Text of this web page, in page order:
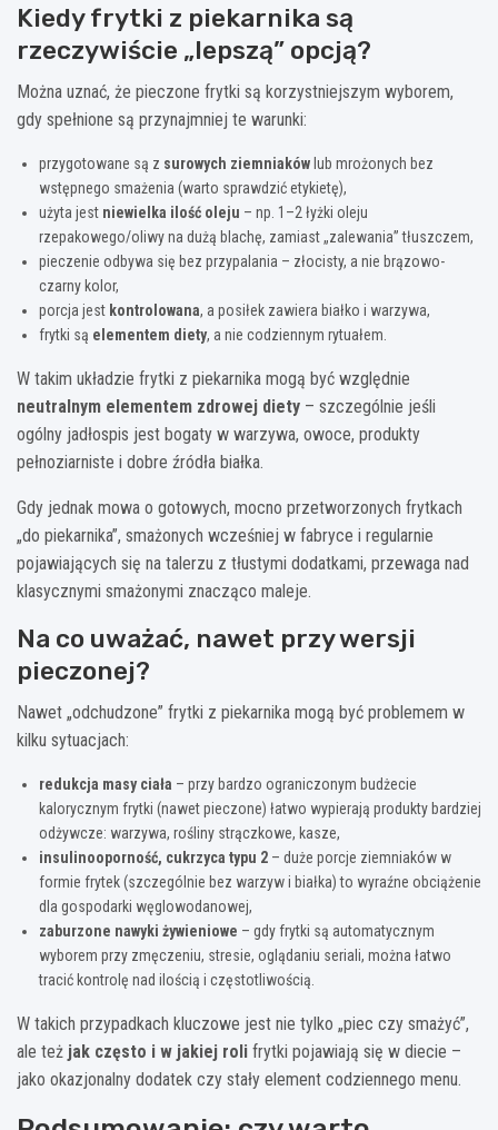
Kiedy frytki z piekarnika są
rzeczywiście „lepszą” opcją?
Można uznać, że pieczone frytki są korzystniejszym wyborem,
gdy spełnione są przynajmniej te warunki:
przygotowane są z surowych ziemniaków lub mrożonych bez
wstępnego smażenia (warto sprawdzić etykietę),
użyta jest niewielka ilość oleju – np. 1–2 łyżki oleju
rzepakowego/oliwy na dużą blachę, zamiast „zalewania” tłuszczem,
pieczenie odbywa się bez przypalania – złocisty, a nie brązowo-
czarny kolor,
porcja jest kontrolowana, a posiłek zawiera białko i warzywa,
frytki są elementem diety, a nie codziennym rytuałem.
W takim układzie frytki z piekarnika mogą być względnie
neutralnym elementem zdrowej diety – szczególnie jeśli
ogólny jadłospis jest bogaty w warzywa, owoce, produkty
pełnoziarniste i dobre źródła białka.
Gdy jednak mowa o gotowych, mocno przetworzonych frytkach
„do piekarnika”, smażonych wcześniej w fabryce i regularnie
pojawiających się na talerzu z tłustymi dodatkami, przewaga nad
klasycznymi smażonymi znacząco maleje.
Na co uważać, nawet przy wersji
pieczonej?
Nawet „odchudzone” frytki z piekarnika mogą być problemem w
kilku sytuacjach:
redukcja masy ciała – przy bardzo ograniczonym budżecie
kalorycznym frytki (nawet pieczone) łatwo wypierają produkty bardziej
odżywcze: warzywa, rośliny strączkowe, kasze,
insulinooporność, cukrzyca typu 2 – duże porcje ziemniaków w
formie frytek (szczególnie bez warzyw i białka) to wyraźne obciążenie
dla gospodarki węglowodanowej,
zaburzone nawyki żywieniowe – gdy frytki są automatycznym
wyborem przy zmęczeniu, stresie, oglądaniu seriali, można łatwo
tracić kontrolę nad ilością i częstotliwością.
W takich przypadkach kluczowe jest nie tylko „piec czy smażyć”,
ale też jak często i w jakiej roli frytki pojawiają się w diecie –
jako okazjonalny dodatek czy stały element codziennego menu.